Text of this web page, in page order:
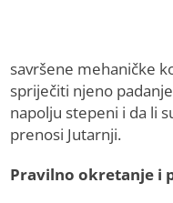
savršene mehaničke
spriječiti njeno
napolju stepeni i da li
prenosi Jutarnji.
Pravilno okretanje i